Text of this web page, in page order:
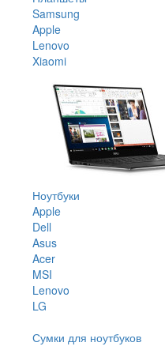
Samsung
Apple
Lenovo
Xiaomi
Ноутбуки
Apple
Dell
Asus
Acer
MSI
Lenovo
LG
Сумки для ноутбуков